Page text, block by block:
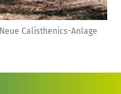
Neue Calisthenics-Anlage